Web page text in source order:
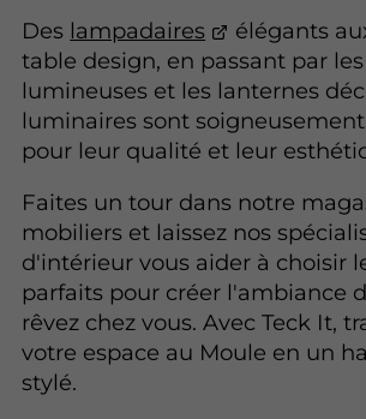
Des lampadaires
élégants
table design, en passant par
lumineuses et les lanternes
luminaires sont
pour leur qualité et leur
Faites un tour dans notre
mobiliers et laissez nos
d'intérieur vous aider à choisir
parfaits pour créer l'ambiance
rêvez chez vous. Avec Teck It,
votre espace au Moule en un
stylé.